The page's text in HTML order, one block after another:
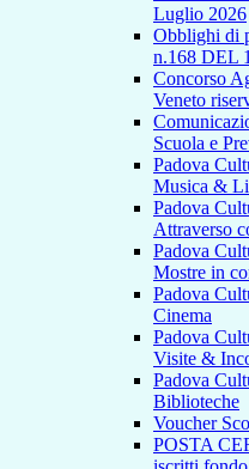
Luglio 2026
Obblighi di
n.168 DEL
Concorso
Veneto
Scuola e
Padova
Musica &
Padova
Attraverso
Padova
Mostre in
Padova
Cinema
Padova
Visite &
Padova
Biblioteche
Voucher
POSTA